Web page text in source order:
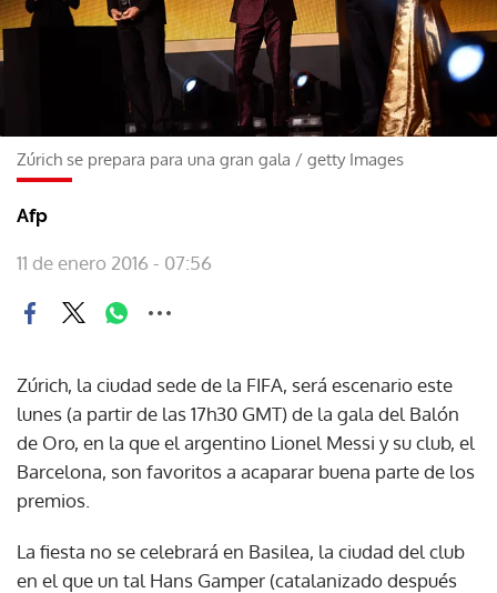
Zúrich se prepara para una gran gala / getty Images
Afp
11 de enero 2016 - 07:56
Zúrich, la ciudad sede de la FIFA, será escenario este
lunes (a partir de las 17h30 GMT) de la gala del Balón
de Oro, en la que el argentino Lionel Messi y su club, el
Barcelona, son favoritos a acaparar buena parte de los
premios.
La fiesta no se celebrará en Basilea, la ciudad del club
en el que un tal Hans Gamper (catalanizado después